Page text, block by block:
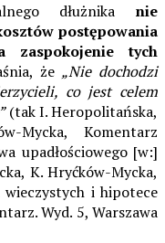
dłużnika nie
postępowania
zaspokojenie tych
że „Nie dochodzi
co jest celem
(tak I. Heropolitańska,
Mycka, Komentarz
upadłościowego [w:]
K. Hryćków-Mycka,
wieczystych i hipotece
Wyd. 5, Warszawa